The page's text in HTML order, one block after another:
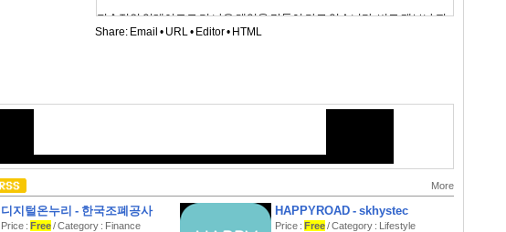
지속적인 업데이트로 더 나은 게임을 만들어 가고 있습니다. 버그 제보나 피
Share: Email • URL• Editor• HTML
More
디지털온누리 - 한국조폐공사
Price : Free/ Category : Finance
HAPPYROAD - skhystec
Price : Free/ Category : Lifestyle